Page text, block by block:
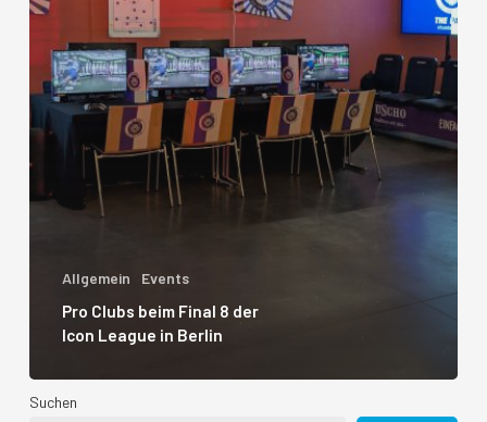
Allgemein Events
Pro Clubs beim Final 8 der
Icon League in Berlin
Suchen